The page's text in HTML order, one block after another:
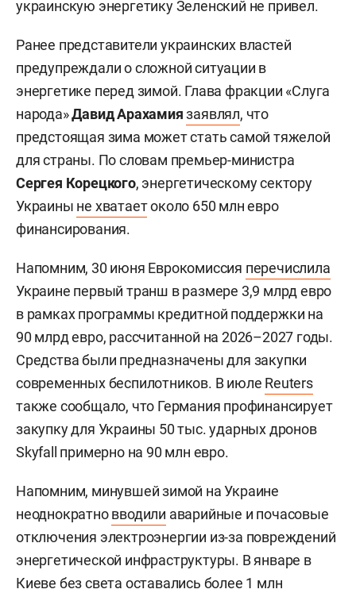
украинскую энергетику Зеленский не привел.
Ранее представители украинских властей
предупреждали о сложной ситуации в
энергетике перед зимой. Глава фракции «Слуга
народа»Давид Арахамия заявлял, что
предстоящая зима может стать самой тяжелой
для страны. По словам премьер-министра
Сергея Корецкого, энергетическому сектору
Украины не хватаетоколо 650 млн евро
финансирования.
Напомним, 30 июня Еврокомиссия перечислила
Украине первый транш в размере 3,9 млрд евро
в рамках программы кредитной поддержки на
90 млрд евро, рассчитанной на 2026–2027 годы.
Средства были предназначены для закупки
современных беспилотников. В июле Reuters
также сообщало, что Германия профинансирует
закупку для Украины 50 тыс. ударных дронов
Skyfall примерно на 90 млн евро.
Напомним, минувшей зимой на Украине
неоднократновводили аварийные и почасовые
отключения электроэнергии из-за повреждений
энергетической инфраструктуры. В январе в
Киеве без света оставались более 1 млн